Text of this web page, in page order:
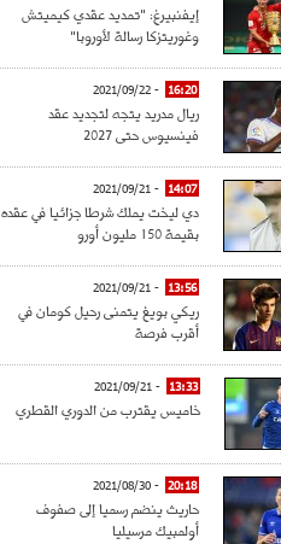
إيفنبيرغ: "تمديد عقدي كيميتش
وغوريتزكا رسالة لأوروبا"
16:20
- 2021/09/22
ريال مدريد يتجه لتجديد عقد
فينسيوس حتى 2027
14:07
- 2021/09/21
دي ليخت يملك شرطا جزائيا في عقده
بقيمة 150 مليون أورو
13:56
- 2021/09/21
ريكي بويغ يتمنى رحيل كومان في
أقرب فرصة
13:33
- 2021/09/21
خاميس يقترب من الدوري القطري
20:18
- 2021/08/30
حاريث ينضم رسميا إلى صفوف
أولمبيك مرسيليا